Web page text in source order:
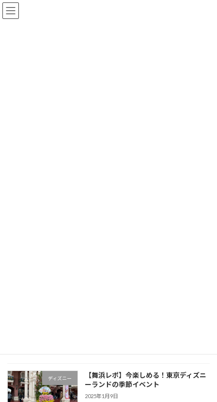
コ
ン
ナ
ビ
ディズニー
【舞浜レポ】今楽しめる！東京ディズニ
ーランドの季節イベント
2025年1月9日